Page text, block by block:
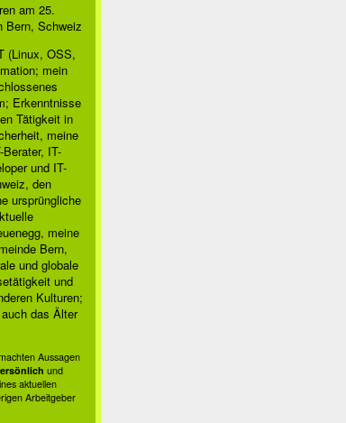
am 25.
Bern, Schweiz
(Linux, OSS,
mein
Erkenntnisse
Tätigkeit in
meine
IT-
und IT-
den
ursprüngliche
meine
Bern,
und globale
und
Kulturen;
das Älter
Aussagen
und
aktuellen
Arbeitgeber